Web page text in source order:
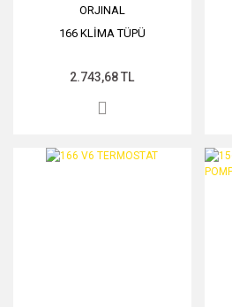
ORJINAL
166 KLİMA TÜPÜ
2.743,68 TL